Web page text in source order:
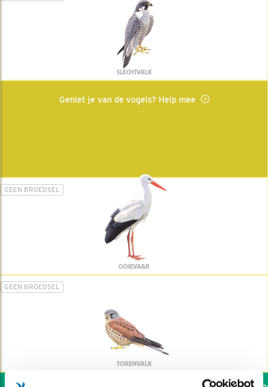
SLECHTVALK
Geniet je van de vogels? Help mee
GEEN BROEDSEL
OOIEVAAR
GEEN BROEDSEL
TORENVALK